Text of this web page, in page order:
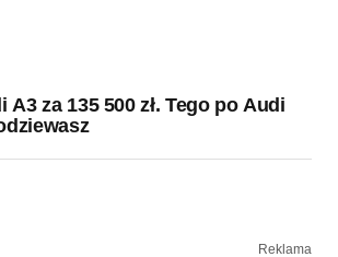
A3 za 135 500 zł. Tego po Audi
Reklama